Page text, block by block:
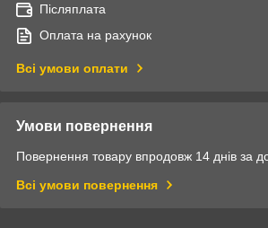
Післяплата
Оплата на рахунок
Всі умови оплати
Умови повернення
Повернення товару впродовж 14 днів за
Всі умови повернення